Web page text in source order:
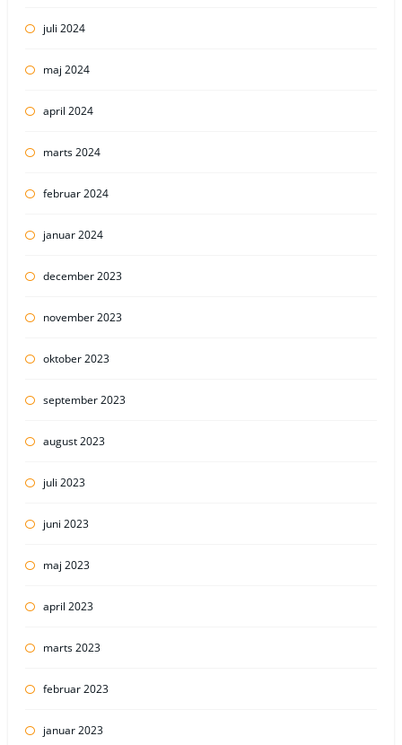
juli 2024
maj 2024
april 2024
marts 2024
februar 2024
januar 2024
december 2023
november 2023
oktober 2023
september 2023
august 2023
juli 2023
juni 2023
maj 2023
april 2023
marts 2023
februar 2023
januar 2023